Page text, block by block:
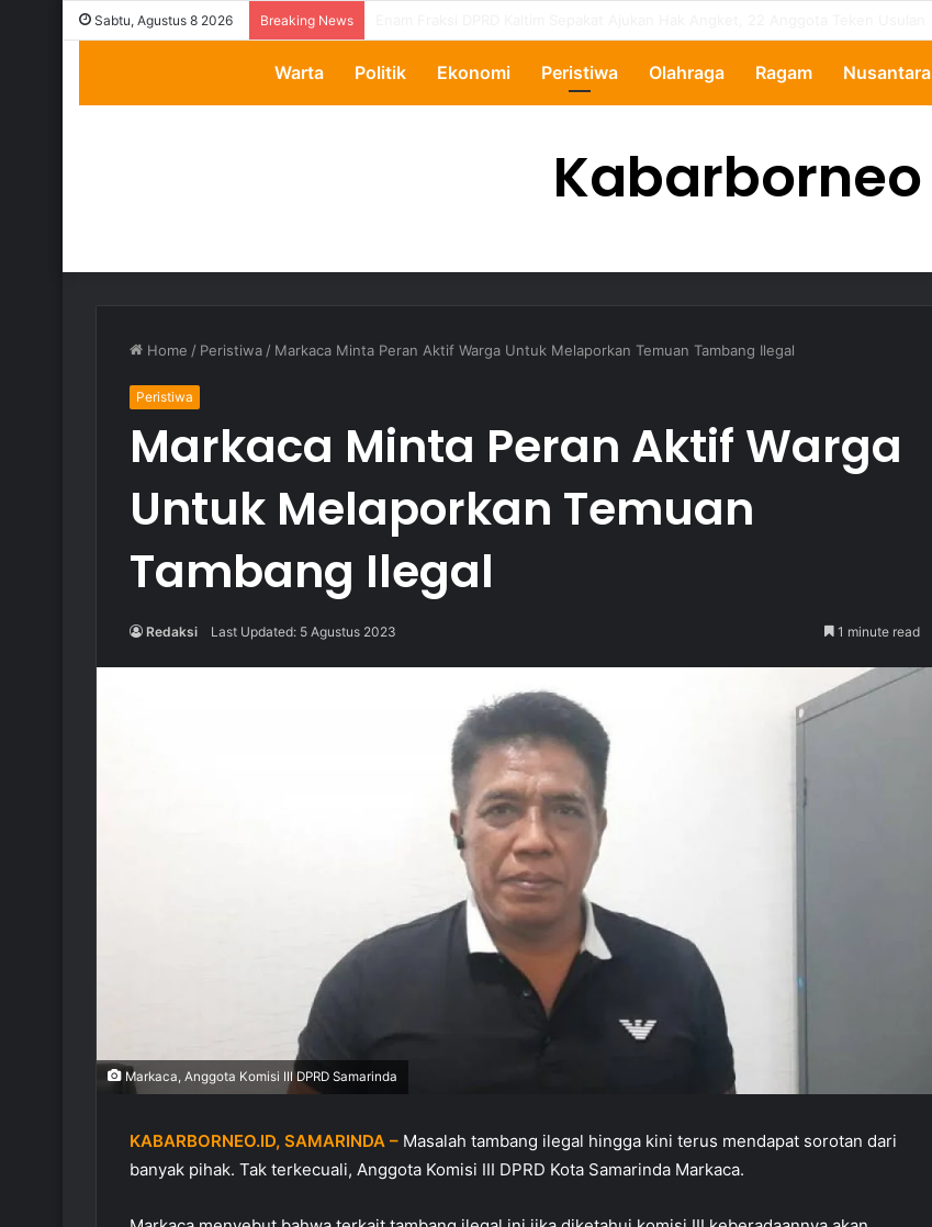
Sabtu, Agustus 8 2026 Breaking News
Warta Politik Ekonomi Peristiwa Olahraga Ragam Nusantara
Kabarborneo
Home / Peristiwa / Markaca Minta Peran Aktif Warga Untuk Melaporkan Temuan Tambang Ilegal
Peristiwa
Markaca Minta Peran Aktif Warga
Untuk Melaporkan Temuan
Tambang Ilegal
Redaksi Last Updated: 5 Agustus 2023 1 minute read
Markaca, Anggota Komisi III DPRD Samarinda
KABARBORNEO.ID, SAMARINDA – Masalah tambang ilegal hingga kini terus mendapat sorotan dari
banyak pihak. Tak terkecuali, Anggota Komisi III DPRD Kota Samarinda Markaca.